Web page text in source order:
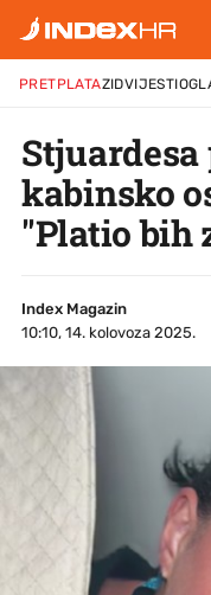
PRETPLATAZIDVIJESTI
kabinsko
"Platio bih
Index Magazin
10:10, 14. kolovoza 2025.